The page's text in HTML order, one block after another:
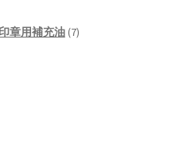
章用補充油 77